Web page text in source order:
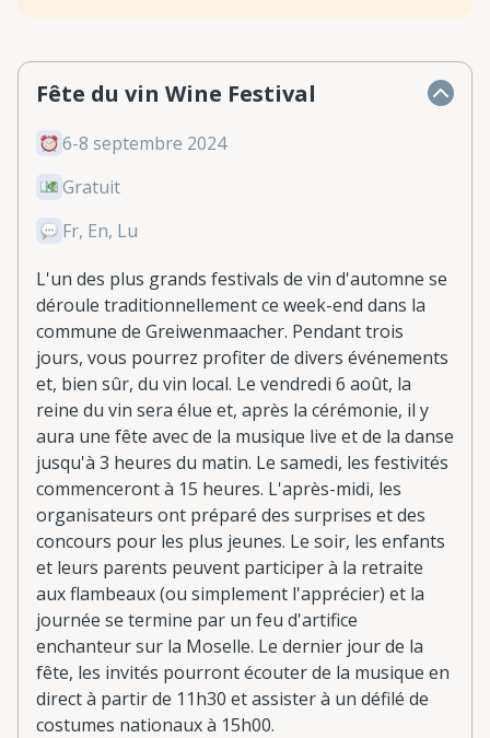
Fête du vin Wine Festival
6-8 septembre 2024
Gratuit
Fr, En, Lu
L'un des plus grands festivals de vin d'automne se
déroule traditionnellement ce week-end dans la
commune de Greiwenmaacher. Pendant trois
jours, vous pourrez profiter de divers événements
et, bien sûr, du vin local. Le vendredi 6 août, la
reine du vin sera élue et, après la cérémonie, il y
aura une fête avec de la musique live et de la danse
jusqu'à 3 heures du matin. Le samedi, les festivités
commenceront à 15 heures. L'après-midi, les
organisateurs ont préparé des surprises et des
concours pour les plus jeunes. Le soir, les enfants
et leurs parents peuvent participer à la retraite
aux flambeaux (ou simplement l'apprécier) et la
journée se termine par un feu d'artifice
enchanteur sur la Moselle. Le dernier jour de la
fête, les invités pourront écouter de la musique en
direct à partir de 11h30 et assister à un défilé de
costumes nationaux à 15h00.